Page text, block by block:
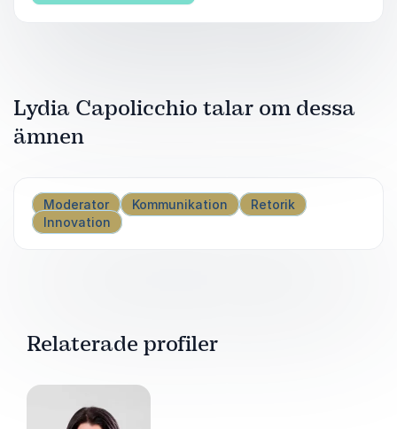
organisationer.
Lydia Capolicchio talar om dessa
ämnen
Moderator Kommunikation
Retorik
Innovation
Relaterade profiler